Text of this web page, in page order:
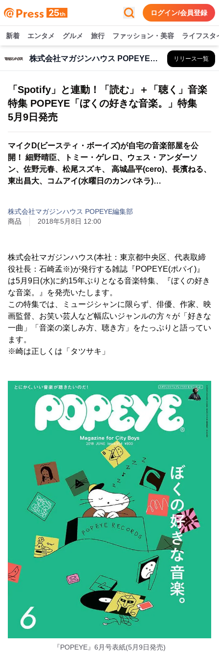
ログイン/会員登録
新着 エンタメ グルメ 旅行 ファッション・美容 ライフスタ
株式会社マガジンハウス POPEYE編集部 リリース一覧
「Spotify」と連動！「読む」＋「聴く」音楽
特集 POPEYE「ぼくの好きな音楽。」特集
5月9日発売
マイクD(ビースティ・ボーイズ)が自宅の音楽部屋を公
開！ 細野晴臣、トミー・ゲレロ、ウェス・アンダーソ
ン、佐野元春、松尾スズキ、 高城晶平(cero)、長濱ねる、
東出昌大、コムアイ(水曜日のカンパネラ)…
株式会社マガジンハウス POPEYE編集部
商品
2018年5月8日 12:00
株式会社マガジンハウス(本社：東京都中央区、代表取締
役社長：石崎孟※)が発行する雑誌『POPEYE(ポパイ)』
は5月9日(水)に約15年ぶりとなる音楽特集、『ぼくの好き
な音楽。』を発売いたします。
この特集では、ミュージシャンに限らず、俳優、作家、映
画監督、お笑い芸人など幅広いジャンルの方々が「好きな
一曲」「音楽の楽しみ方、聴き方」をたっぷりと語ってい
ます。
※崎は正しくは「タツサキ」
『POPEYE』6月号表紙(5月9日発売)